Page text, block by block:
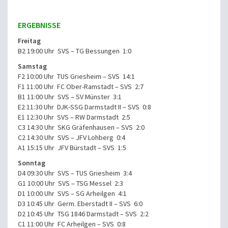
ERGEBNISSE
Freitag
B2 19:00 Uhr SVS – TG Bessungen 1:0
Samstag
F2 10:00 Uhr TUS Griesheim – SVS 14:1
F1 11:00 Uhr FC Ober-Ramstadt – SVS 2:7
B1 11:00 Uhr SVS – SV Münster 3:1
E2 11:30 Uhr DJK-SSG Darmstadt II – SVS 0:8
E1 12:30 Uhr SVS – RW Darmstadt 2:5
C3 14:30 Uhr SKG Gräfenhausen – SVS 2:0
C2 14:30 Uhr SVS – JFV Lohberg 0:4
A1 15:15 Uhr JFV Bürstadt – SVS 1:5
Sonntag
D4 09:30 Uhr SVS – TUS Griesheim 3:4
G1 10:00 Uhr SVS – TSG Messel 2:3
D1 10:00 Uhr SVS – SG Arheilgen 4:1
D3 10:45 Uhr Germ. Eberstadt II – SVS 6:0
D2 10:45 Uhr TSG 1846 Darmstadt – SVS 2:2
C1 11:00 Uhr FC Arheilgen – SVS 0:8